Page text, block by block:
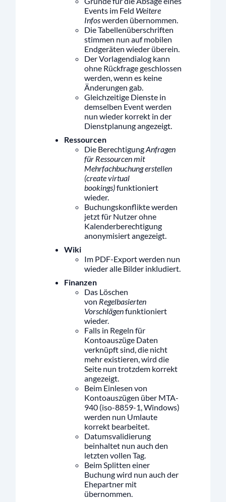
Events im Feld Weitere
Infoswerden übernommen.
Die Tabellenüberschriften
stimmen nun auf mobilen
Endgeräten wieder überein.
Der Vorlagendialog kann
ohne Rückfrage geschlossen
werden, wenn es keine
Änderungen gab.
Gleichzeitige Dienste in
demselben Event werden
nun wieder korrekt in der
Dienstplanung angezeigt.
Ressourcen
Die BerechtigungAnfragen
für Ressourcen mit
Mehrfachbuchung erstellen
(create virtual
bookings)funktioniert
wieder.
Buchungskonflikte werden
jetzt für Nutzer ohne
Kalenderberechtigung
anonymisiert angezeigt.
Wiki
Im PDF-Export werden nun
wieder alle Bilder inkludiert.
Finanzen
Das Löschen
von Regelbasierten
Vorschlägenfunktioniert
wieder.
Falls in Regeln für
Kontoauszüge Daten
verknüpft sind, die nicht
mehr existieren, wird die
Seite nun trotzdem korrekt
angezeigt.
Beim Einlesen von
Kontoauszügen über MTA-
940 (iso-8859-1, Windows)
werden nun Umlaute
korrekt bearbeitet.
Datumsvalidierung
beinhaltet nun auch den
letzten vollen Tag.
Beim Splitten einer
Buchung wird nun auch der
Ehepartner mit
übernommen.